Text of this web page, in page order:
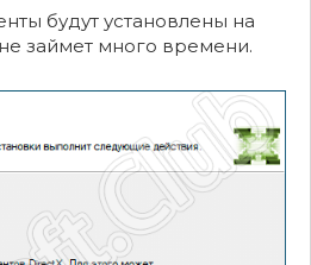
будут установлены на
займет много времени.